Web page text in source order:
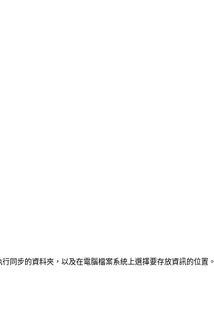
同步的資料夾，以及在電腦檔案系統上選擇要存放資訊的位置。